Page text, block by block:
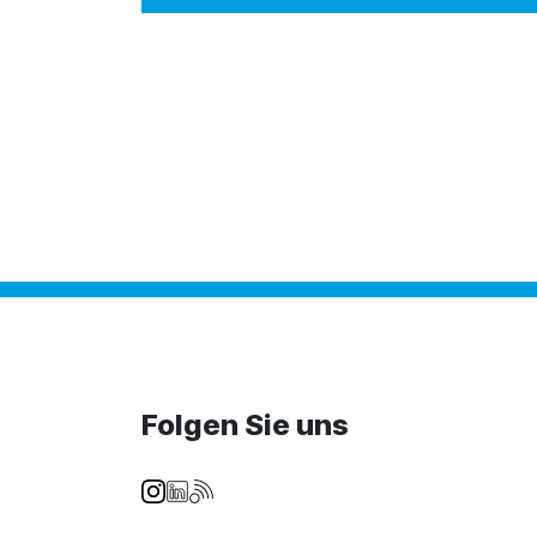
Folgen Sie uns